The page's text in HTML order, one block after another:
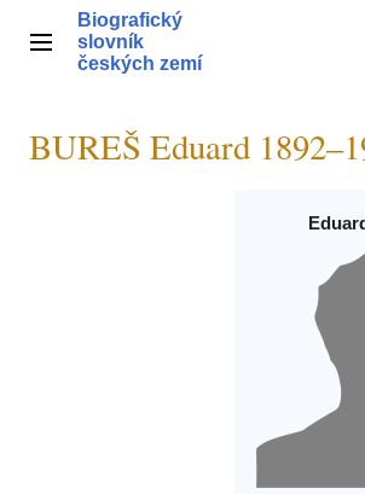
obsahHlavní menu
Biografický
slovník
českých zemí
BUREŠ Eduard